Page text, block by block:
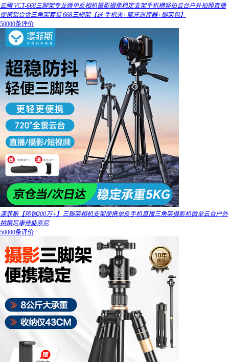
云腾 VCT-668三脚架专业微单反相机摄影摄像稳定支架手机横竖拍云台户外拍照直播
便携铝合金三角架套装 668三脚架【送 手机夹+蓝牙遥控器+脚架包】
50000条评价
漾菲斯【热销200万+】三脚架相机支架便携单反手机直播三角架摄影机微单云台户外
拍摄尼康佳能索尼
50000条评价